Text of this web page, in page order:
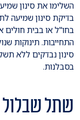
השלימו את סינון
בדיקת סינון שמיעה
בחו"ל או בבית
התחייבות. תינוקות
סינון נבדקים ללא
בסבלנות.
שתל שבלול Cochlear Implant